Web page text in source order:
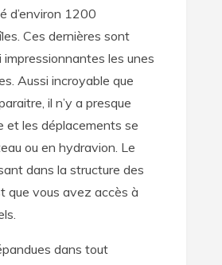
d’environ 1200
Ces dernières sont
les unes
Aussi incroyable que
il n’y a presque
et les déplacements se
ou en hydravion. Le
dans la structure des
que vous avez accès à
dans tout